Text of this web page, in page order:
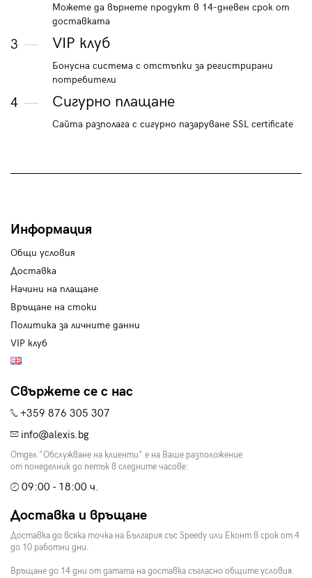
Можете да върнете продукт в 14-дневен срок от
доставката
3 VIP клуб
Бонусна система с отстъпки за регистрирани
потребители
4 Сигурно плащане
Сайта разполага с сигурно пазаруване SSL certificate
Информация
Общи условия
Доставка
Начини на плащане
Връщане на стоки
Политика за личните данни
VIP клуб
Свържете се с нас
+359 876 305 307
info@alexis.bg
Отдел "Обслужване на клиенти" е на Ваше разположение
от понеделник до петък в следните часове:
09:00 - 18:00 ч.
Доставка и връщане
Доставка до всяка точка на България със Speedy или Еконт в срок от 4
до 10 работни дни.
Връщане до 14 дни от датата на доставка съгласно общите условия.